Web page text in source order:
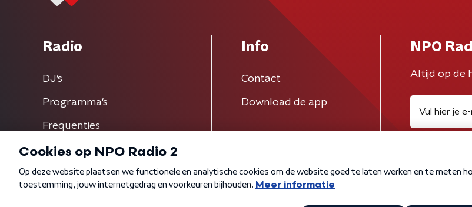
Radio
DJ’s
Programma's
Frequenties
Info
Contact
Download de app
NPO
Altijd op de
Algemene voorwaarden Privacybeleid